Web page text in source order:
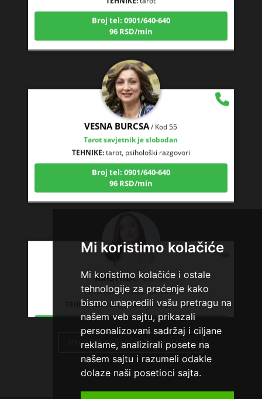
Mi koristimo kolačiće
Mi koristimo kolačiće i ostale
tehnologije za praćenje kako
bismo unapredili vašu pretragu na
našem veb sajtu, prikazali
personalizovani sadržaj i ciljane
reklame, analizirali posete na
našem sajtu i razumeli odakle
dolaze naši posetioci sajta.
Broj tel: 0901/640-640
96 RSD/min
VESNA BURCSA/ Kod 55
Tarot savjetnik je slobodan
TEHNIKE:tarot, psihološki razgovori
Broj tel: 0901/640-640
96 RSD/min
Tarot savjetnik je slobodan
TEHNIKE:asrologija; numerologija, tarot
Broj tel: 0901/640-640
96 RSD/min
Pregled svih tarot savjetnika